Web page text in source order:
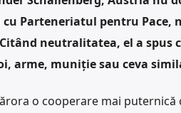
cu Parteneriatul pentru Pace,
neutralitatea, el a spus
arme, muniție sau ceva
o cooperare mai puternică